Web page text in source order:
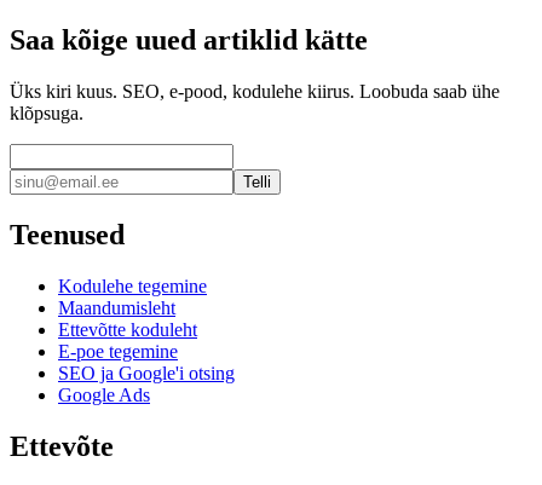
Saa kõige uued artiklid kätte
Üks kiri kuus. SEO, e-pood, kodulehe kiirus. Loobuda saab ühe
klõpsuga.
Telli
Teenused
Kodulehe tegemine
Maandumisleht
Ettevõtte koduleht
E-poe tegemine
SEO ja Google'i otsing
Google Ads
Ettevõte